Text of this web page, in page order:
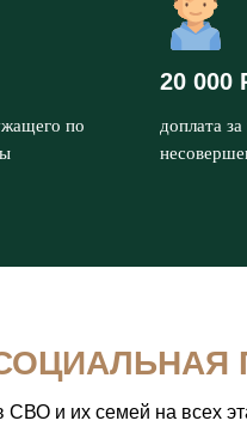
по
20 000
доплата
СВО и их семей на всех